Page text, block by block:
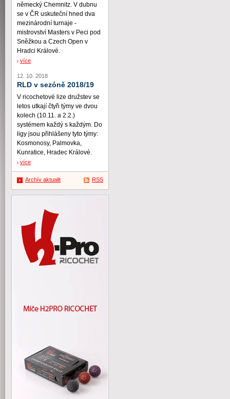
německý Chemnitz. V dubnu
se v ČR uskuteční hned dva
mezinárodní turnaje -
mistrovství Masters v Peci pod
Sněžkou a Czech Open v
Hradci Králové.
více
12. 10. 2018
RLD v sezóně 2018/19
V ricochetové lize družstev se
letos utkají čtyři týmy ve dvou
kolech (10.11. a 2.2.)
systémem každý s každým. Do
ligy jsou přihlášeny tyto týmy:
Kosmonosy, Palmovka,
Kunratice, Hradec Králové.
více
Archív aktualit RSS